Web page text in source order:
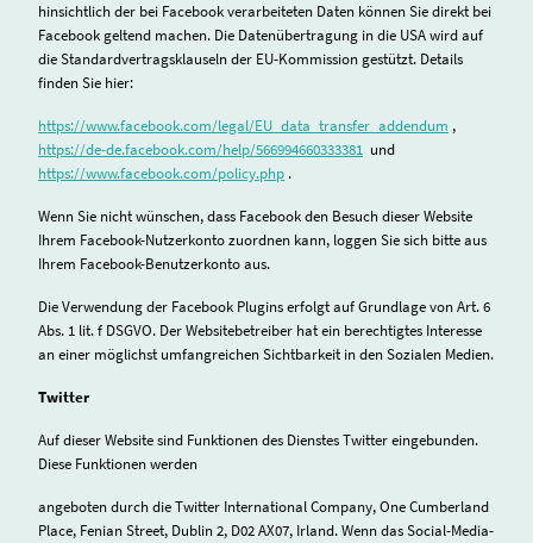
hinsichtlich der bei Facebook verarbeiteten Daten können Sie direkt bei
Facebook geltend machen. Die Datenübertragung in die USA wird auf
die Standardvertragsklauseln der EU-Kommission gestützt. Details
finden Sie hier:
https://www.facebook.com/legal/EU_data_transfer_addendum ,
https://de-de.facebook.com/help/566994660333381 und
https://www.facebook.com/policy.php .
Wenn Sie nicht wünschen, dass Facebook den Besuch dieser Website
Ihrem Facebook-Nutzerkonto zuordnen kann, loggen Sie sich bitte aus
Ihrem Facebook-Benutzerkonto aus.
Die Verwendung der Facebook Plugins erfolgt auf Grundlage von Art. 6
Abs. 1 lit. f DSGVO. Der Websitebetreiber hat ein berechtigtes Interesse
an einer möglichst umfangreichen Sichtbarkeit in den Sozialen Medien.
Twitter
Auf dieser Website sind Funktionen des Dienstes Twitter eingebunden.
Diese Funktionen werden
angeboten durch die Twitter International Company, One Cumberland
Place, Fenian Street, Dublin 2, D02 AX07, Irland. Wenn das Social-Media-